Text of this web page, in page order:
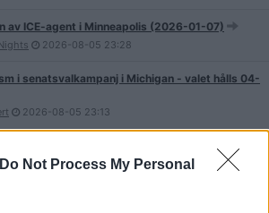
Do Not Process My Personal
av ICE-agent i Minneapolis (2026-01-07)
2026-08-05 23:28
i senatsvalkampanj i Michigan - valet hålls 04-
2026-08-05 23:13
vid Trump National Golf Club (aug 2026)
08-05 17:04